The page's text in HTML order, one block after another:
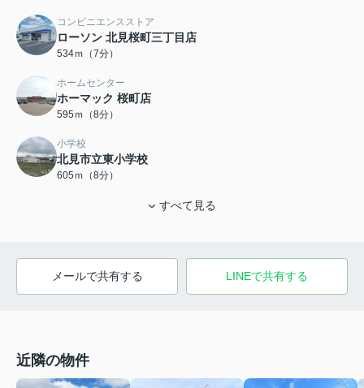
コンビニエンスストア
ローソン 北見桜町三丁目店
534ｍ（7分）
ホームセンター
ホーマック 桜町店
595ｍ（8分）
小学校
北見市立東小学校
605ｍ（8分）
すべて見る
メールで共有する LINEで共有する
近隣の物件